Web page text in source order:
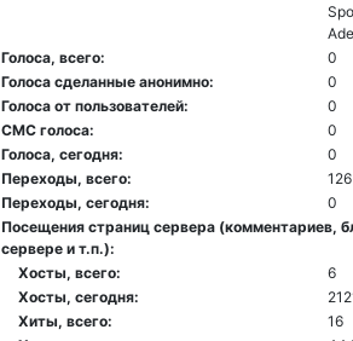
Голоса, всего:
0
Голоса сделанные анонимно:
0
Голоса от пользователей:
0
СМС голоса:
0
Голоса, сегодня:
0
Переходы, всего:
126
Переходы, сегодня:
0
Посещения страниц сервера (комментариев,
сервере и т.п.):
Хосты, всего:
6
Хосты, сегодня:
Хиты, всего:
16